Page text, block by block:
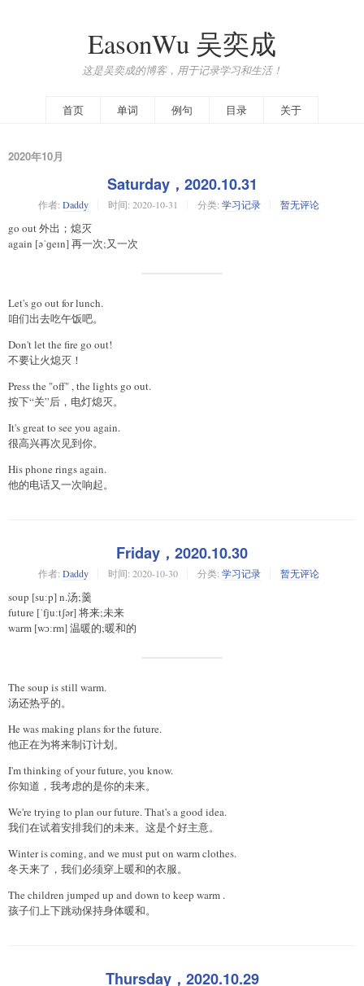
EasonWu 吴奕成
这是吴奕成的博客，用于记录学习和生活！
首页 单词 例句 目录 关于
2020年10月
Saturday，2020.10.31
作者: Daddy 时间: 2020-10-31 分类: 学习记录 暂无评论
go out 外出；熄灭
again [əˈɡeɪn] 再一次;又一次
Let's go out for lunch.
咱们出去吃午饭吧。
Don't let the fire go out!
不要让火熄灭！
Press the "off" , the lights go out.
按下“关”后，电灯熄灭。
It's great to see you again.
很高兴再次见到你。
His phone rings again.
他的电话又一次响起。
Friday，2020.10.30
作者: Daddy 时间: 2020-10-30 分类: 学习记录 暂无评论
soup [suːp] n.汤;羹
future [ˈfjuːtʃər] 将来;未来
warm [wɔːrm] 温暖的;暖和的
The soup is still warm.
汤还热乎的。
He was making plans for the future.
他正在为将来制订计划。
I'm thinking of your future, you know.
你知道，我考虑的是你的未来。
We're trying to plan our future. That's a good idea.
我们在试着安排我们的未来。这是个好主意。
Winter is coming, and we must put on warm clothes.
冬天来了，我们必须穿上暖和的衣服。
The children jumped up and down to keep warm .
孩子们上下跳动保持身体暖和。
Thursday，2020.10.29